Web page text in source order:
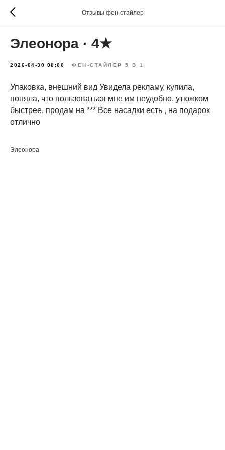
Отзывы фен-стайлер
Элеонора · 4★
2026-04-30 00:00 ФЕН-СТАЙЛЕР 5 В 1
Упаковка, внешний вид Увидела рекламу, купила,
поняла, что пользоваться мне им неудобно, утюжком
быстрее, продам на *** Все насадки есть , на подарок
отлично
Элеонора